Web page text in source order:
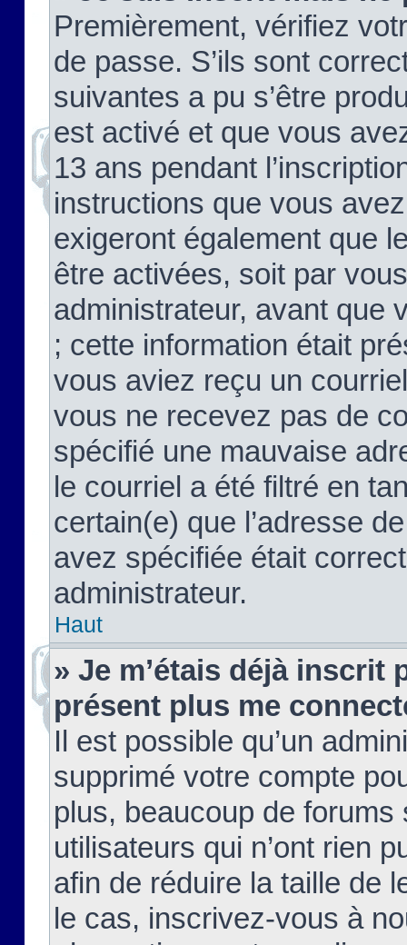
Premièrement, vérifiez
de passe. S’ils sont
suivantes a pu s’être
est activé et que vous
13 ans pendant
instructions que vous
exigeront également que
être activées, soit par
administrateur, avant que
; cette information était
vous aviez reçu un
vous ne recevez pas de
spécifié une mauvaise
le courriel a été filtré en
certain(e) que l’adresse
avez spécifiée était
administrateur.
Haut
» Je m’étais déjà inscrit
présent plus me
Il est possible qu’un
supprimé votre compte
plus, beaucoup de
utilisateurs qui n’ont rien
afin de réduire la taille de
le cas, inscrivez-vous à